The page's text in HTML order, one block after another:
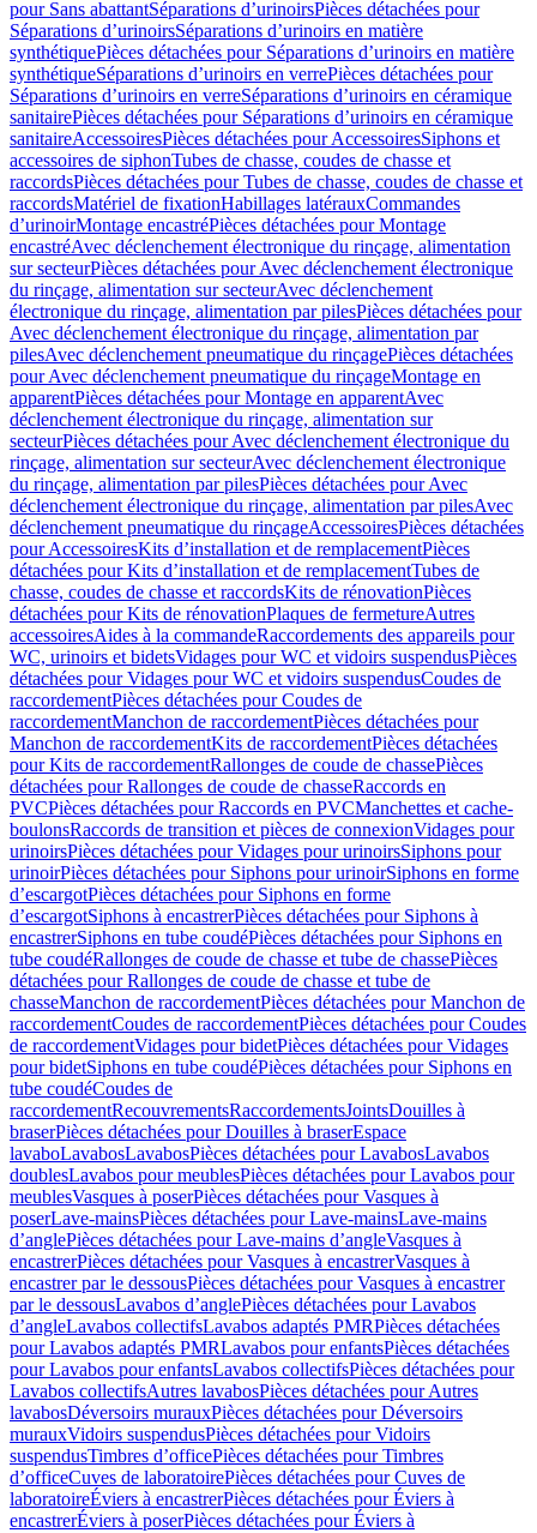
pour Sans abattantSéparations d’urinoirsPièces détachées pour
Séparations d’urinoirsSéparations d’urinoirs en matière
synthétiquePièces détachées pour Séparations d’urinoirs en matière
synthétiqueSéparations d’urinoirs en verrePièces détachées pour
Séparations d’urinoirs en verreSéparations d’urinoirs en céramique
sanitairePièces détachées pour Séparations d’urinoirs en céramique
sanitaireAccessoiresPièces détachées pour AccessoiresSiphons et
accessoires de siphonTubes de chasse, coudes de chasse et
raccordsPièces détachées pour Tubes de chasse, coudes de chasse et
raccordsMatériel de fixationHabillages latérauxCommandes
dʼurinoirMontage encastréPièces détachées pour Montage
encastréAvec déclenchement électronique du rinçage, alimentation
sur secteurPièces détachées pour Avec déclenchement électronique
du rinçage, alimentation sur secteurAvec déclenchement
électronique du rinçage, alimentation par pilesPièces détachées pour
Avec déclenchement électronique du rinçage, alimentation par
pilesAvec déclenchement pneumatique du rinçagePièces détachées
pour Avec déclenchement pneumatique du rinçageMontage en
apparentPièces détachées pour Montage en apparentAvec
déclenchement électronique du rinçage, alimentation sur
secteurPièces détachées pour Avec déclenchement électronique du
rinçage, alimentation sur secteurAvec déclenchement électronique
du rinçage, alimentation par pilesPièces détachées pour Avec
déclenchement électronique du rinçage, alimentation par pilesAvec
déclenchement pneumatique du rinçageAccessoiresPièces détachées
pour AccessoiresKits d’installation et de remplacementPièces
détachées pour Kits d’installation et de remplacementTubes de
chasse, coudes de chasse et raccordsKits de rénovationPièces
détachées pour Kits de rénovationPlaques de fermetureAutres
accessoiresAides à la commandeRaccordements des appareils pour
WC, urinoirs et bidetsVidages pour WC et vidoirs suspendusPièces
détachées pour Vidages pour WC et vidoirs suspendusCoudes de
raccordementPièces détachées pour Coudes de
raccordementManchon de raccordementPièces détachées pour
Manchon de raccordementKits de raccordementPièces détachées
pour Kits de raccordementRallonges de coude de chassePièces
détachées pour Rallonges de coude de chasseRaccords en
PVCPièces détachées pour Raccords en PVCManchettes et cache-
boulonsRaccords de transition et pièces de connexionVidages pour
urinoirsPièces détachées pour Vidages pour urinoirsSiphons pour
urinoirPièces détachées pour Siphons pour urinoirSiphons en forme
d’escargotPièces détachées pour Siphons en forme
d’escargotSiphons à encastrerPièces détachées pour Siphons à
encastrerSiphons en tube coudéPièces détachées pour Siphons en
tube coudéRallonges de coude de chasse et tube de chassePièces
détachées pour Rallonges de coude de chasse et tube de
chasseManchon de raccordementPièces détachées pour Manchon de
raccordementCoudes de raccordementPièces détachées pour Coudes
de raccordementVidages pour bidetPièces détachées pour Vidages
pour bidetSiphons en tube coudéPièces détachées pour Siphons en
tube coudéCoudes de
raccordementRecouvrementsRaccordementsJointsDouilles à
braserPièces détachées pour Douilles à braserEspace
lavaboLavabosLavabosPièces détachées pour LavabosLavabos
doublesLavabos pour meublesPièces détachées pour Lavabos pour
meublesVasques à poserPièces détachées pour Vasques à
poserLave-mainsPièces détachées pour Lave-mainsLave-mains
d’anglePièces détachées pour Lave-mains d’angleVasques à
encastrerPièces détachées pour Vasques à encastrerVasques à
encastrer par le dessousPièces détachées pour Vasques à encastrer
par le dessousLavabos d’anglePièces détachées pour Lavabos
d’angleLavabos collectifsLavabos adaptés PMRPièces détachées
pour Lavabos adaptés PMRLavabos pour enfantsPièces détachées
pour Lavabos pour enfantsLavabos collectifsPièces détachées pour
Lavabos collectifsAutres lavabosPièces détachées pour Autres
lavabosDéversoirs murauxPièces détachées pour Déversoirs
murauxVidoirs suspendusPièces détachées pour Vidoirs
suspendusTimbres dʼofficePièces détachées pour Timbres
dʼofficeCuves de laboratoirePièces détachées pour Cuves de
laboratoireÉviers à encastrerPièces détachées pour Éviers à
encastrerÉviers à poserPièces détachées pour Éviers à